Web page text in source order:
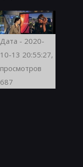
Дата - 2020-
10-13 20:55:27,
просмотров
687